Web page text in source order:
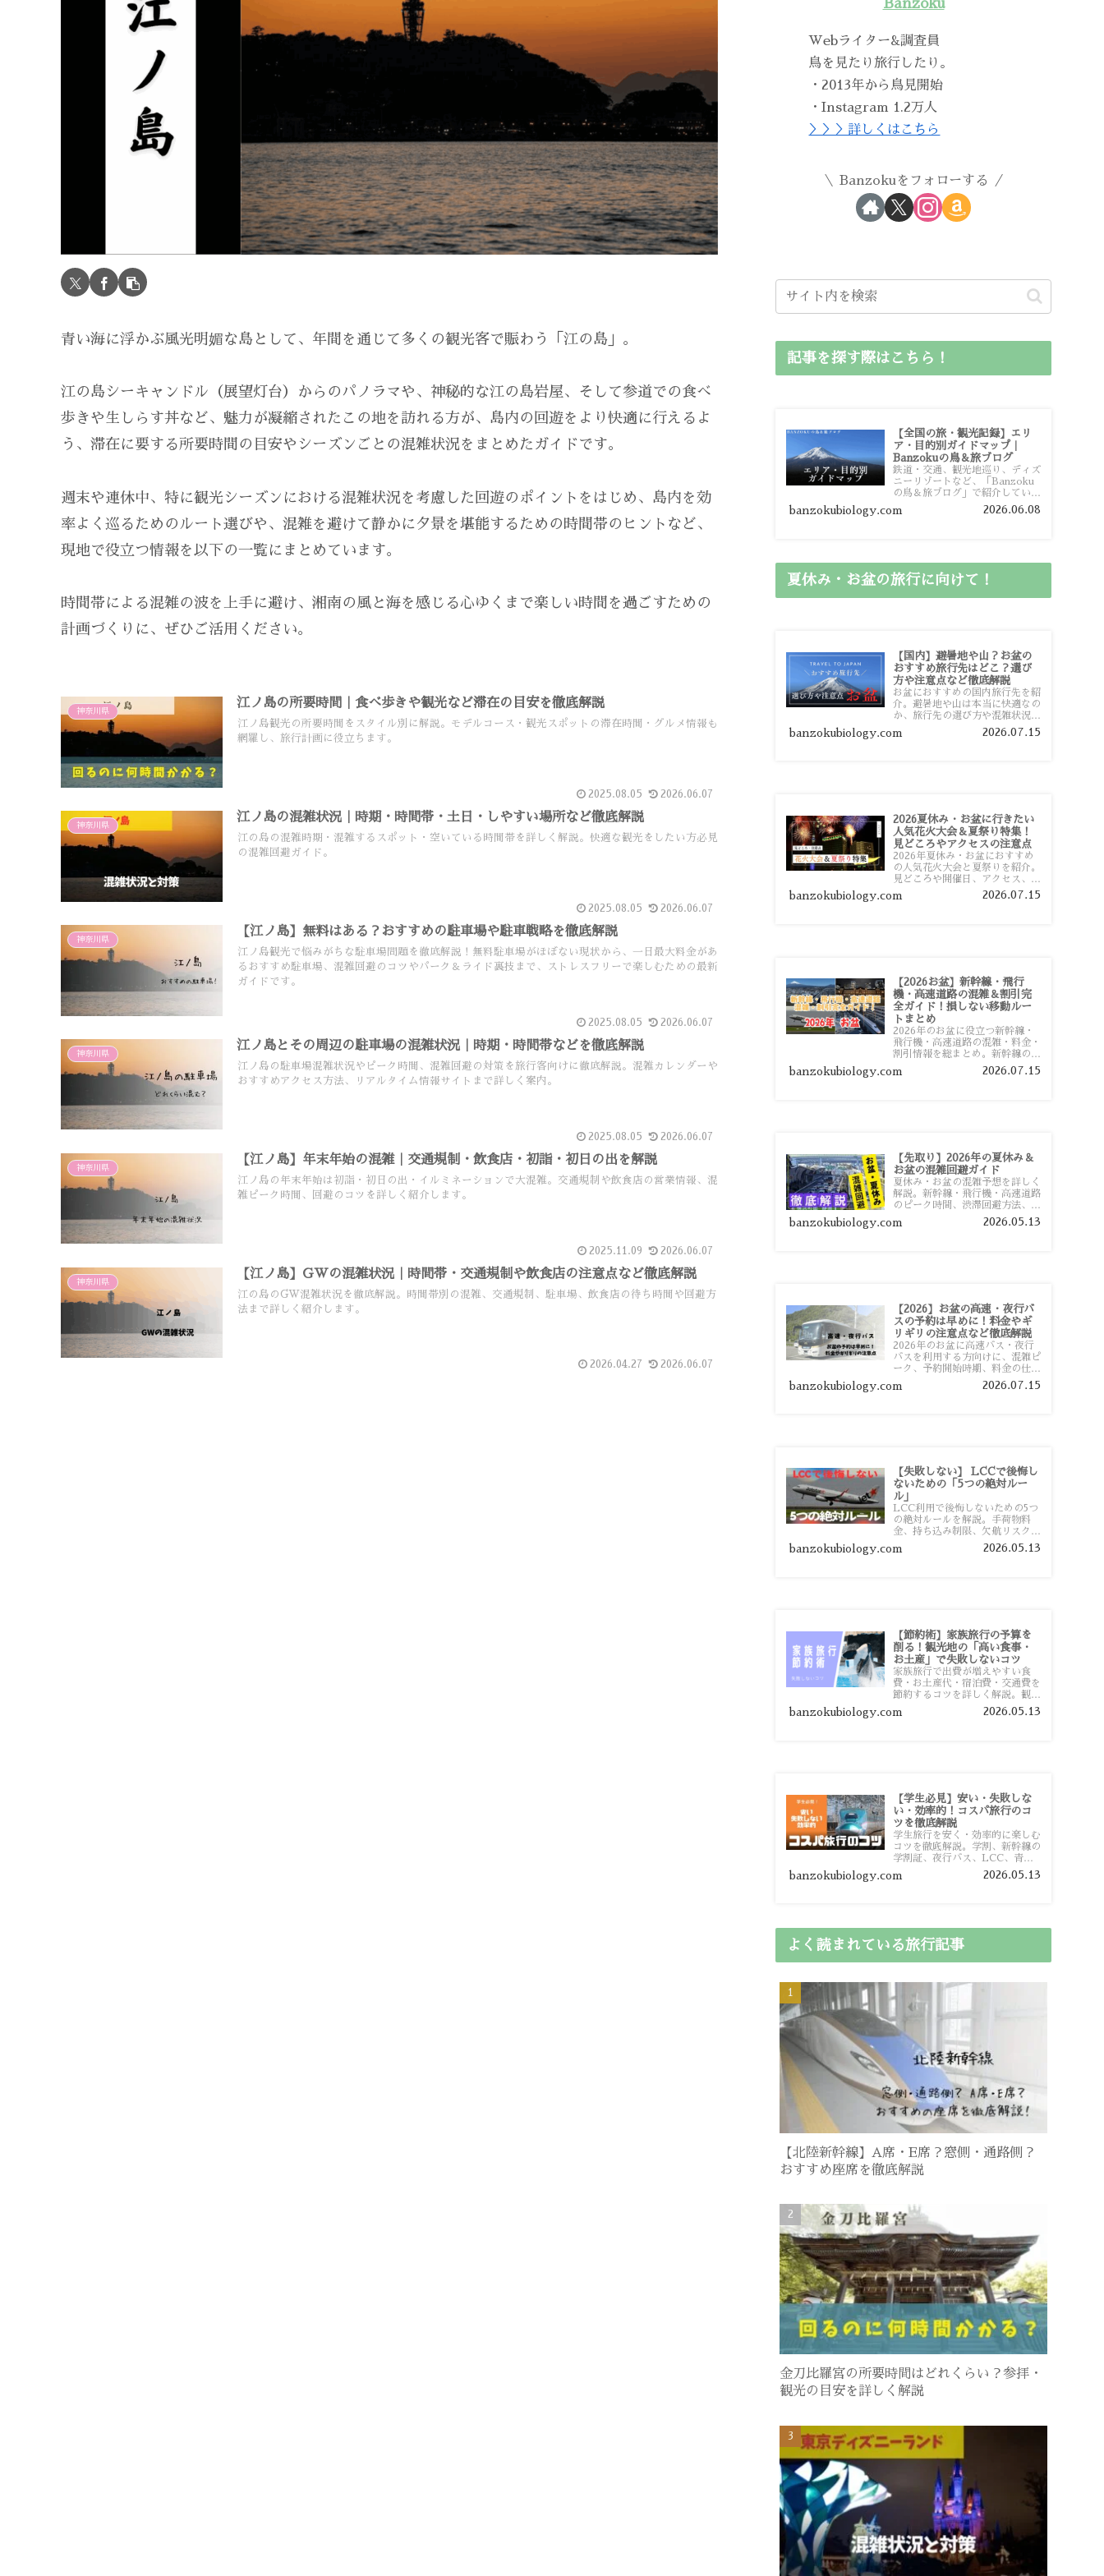
青い海に浮かぶ風光明媚な島として、年間を通じて多くの観光客で賑わう「江の島」。
江の島シーキャンドル（展望灯台）からのパノラマや、神秘的な江の島岩屋、そして参道での食べ
歩きや生しらす丼など、魅力が凝縮されたこの地を訪れる方が、島内の回遊をより快適に行えるよ
う、滞在に要する所要時間の目安やシーズンごとの混雑状況をまとめたガイドです。
週末や連休中、特に観光シーズンにおける混雑状況を考慮した回遊のポイントをはじめ、島内を効
率よく巡るためのルート選びや、混雑を避けて静かに夕景を堪能するための時間帯のヒントなど、
現地で役立つ情報を以下の一覧にまとめています。
時間帯による混雑の波を上手に避け、湘南の風と海を感じる心ゆくまで楽しい時間を過ごすための
計画づくりに、ぜひご活用ください。
神奈川県
江ノ島の所要時間｜食べ歩きや観光など滞在の目安を徹底解説
江ノ島観光の所要時間をスタイル別に解説。モデルコース・観光スポットの滞在時間・グルメ情報も
網羅し、旅行計画に役立ちます。
2025.08.05 2026.06.07
神奈川県
江ノ島の混雑状況｜時期・時間帯・土日・しやすい場所など徹底解説
江の島の混雑時期・混雑するスポット・空いている時間帯を詳しく解説。快適な観光をしたい方必見
の混雑回避ガイド。
2025.08.05 2026.06.07
神奈川県
【江ノ島】無料はある？おすすめの駐車場や駐車戦略を徹底解説
江ノ島観光で悩みがちな駐車場問題を徹底解説！無料駐車場がほぼない現状から、一日最大料金があ
るおすすめ駐車場、混雑回避のコツやパーク＆ライド裏技まで、ストレスフリーで楽しむための最新
ガイドです。
2025.08.05 2026.06.07
神奈川県
江ノ島とその周辺の駐車場の混雑状況｜時期・時間帯などを徹底解説
江ノ島の駐車場混雑状況やピーク時間、混雑回避の対策を旅行客向けに徹底解説。混雑カレンダーや
おすすめアクセス方法、リアルタイム情報サイトまで詳しく案内。
2025.08.05 2026.06.07
神奈川県
【江ノ島】年末年始の混雑｜交通規制・飲食店・初詣・初日の出を解説
江ノ島の年末年始は初詣・初日の出・イルミネーションで大混雑。交通規制や飲食店の営業情報、混
雑ピーク時間、回避のコツを詳しく紹介します。
2025.11.09 2026.06.07
神奈川県
【江ノ島】GWの混雑状況｜時間帯・交通規制や飲食店の注意点など徹底解説
江の島のGW混雑状況を徹底解説。時間帯別の混雑、交通規制、駐車場、飲食店の待ち時間や回避方
法まで詳しく紹介します。
2026.04.27 2026.06.07
Banzoku
Webライター&調査員
鳥を見たり旅行したり。
・2013年から鳥見開始
・Instagram 1.2万人
＞＞＞詳しくはこちら
Banzokuをフォローする
記事を探す際はこちら！
【全国の旅・観光記録】エリ
ア・目的別ガイドマップ｜
Banzokuの鳥＆旅ブログ
鉄道・交通、観光地巡り、ディズ
ニーリゾートなど、「Banzoku
の鳥＆旅ブログ」で紹介している
全国の旅行・観光記録をエリアや
目的別に整理しました。あなたが
banzokubiology.com 2026.06.08
夏休み・お盆の旅行に向けて！
【国内】避暑地や山？お盆の
おすすめ旅行先はどこ？選び
方や注意点など徹底解説
お盆におすすめの国内旅行先を紹
介。避暑地や山は本当に快適なの
か、旅行先の選び方や混雑状況、
注意点、比較的混雑を避けやすい
おすすめスポットまで旅行前に役
banzokubiology.com 2026.07.15
2026夏休み・お盆に行きたい
人気花火大会＆夏祭り特集！
見どころやアクセスの注意点
2026年夏休み・お盆におすすめ
の人気花火大会と夏祭りを紹介。
見どころや開催日、アクセス、混
雑対策、旅行前に知っておきたい
注意点をわかりやすく解説しま
banzokubiology.com 2026.07.15
【2026お盆】新幹線・飛行
機・高速道路の混雑＆割引完
全ガイド！損しない移動ルー
トまとめ
2026年のお盆に役立つ新幹線・
飛行機・高速道路の混雑・料金・
割引情報を総まとめ。新幹線の予
約や最繁忙期料金、飛行機を安く
予約するコツ、高速道路の休日割
banzokubiology.com 2026.07.15
【先取り】2026年の夏休み＆
お盆の混雑回避ガイド
夏休み・お盆の混雑予想を詳しく
解説。新幹線・飛行機・高速道路
のピーク時間、渋滞回避方法、混
雑しやすい観光地、交通手段別の
特徴まで旅行者向けに分かりやす
banzokubiology.com 2026.05.13
【2026】お盆の高速・夜行バ
スの予約は早めに！料金やギ
リギリの注意点など徹底解説
2026年のお盆に高速バス・夜行
バスを利用する方向けに、混雑ピ
ーク、予約開始時期、料金の仕組
み、キャンセル待ちのコツ、直前
予約の注意点まで詳しく解説しま
banzokubiology.com 2026.07.15
【失敗しない】 LCCで後悔し
ないための「5つの絶対ルー
ル」
LCC利用で後悔しないための5つ
の絶対ルールを解説。手荷物料
金、持ち込み制限、欠航リスク、
時間厳守など、格安航空会社を利
用する前に知っておきたい注意点
banzokubiology.com 2026.05.13
【節約術】家族旅行の予算を
削る！観光地の「高い食事・
お土産」で失敗しないコツ
家族旅行で出費が増えやすい食
費・お土産代・宿泊費・交通費を
節約するコツを詳しく解説。観光
地価格を避ける方法や、早割・ス
ーパー活用術、予算管理のポイン
banzokubiology.com 2026.05.13
【学生必見】安い・失敗しな
い・効率的！コスパ旅行のコ
ツを徹底解説
学生旅行を安く・効率的に楽しむ
コツを徹底解説。学割、新幹線の
学割証、夜行バス、LCC、青春
18きっぷ、レンタカー割り勘な
ど、学生向けの節約旅行術を詳し
banzokubiology.com 2026.05.13
よく読まれている旅行記事
【北陸新幹線】A席・E席？窓側・通路側？
おすすめ座席を徹底解説
金刀比羅宮の所要時間はどれくらい？参拝・
観光の目安を詳しく解説